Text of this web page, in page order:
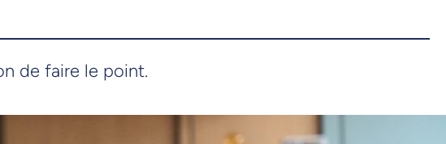
de faire le point.